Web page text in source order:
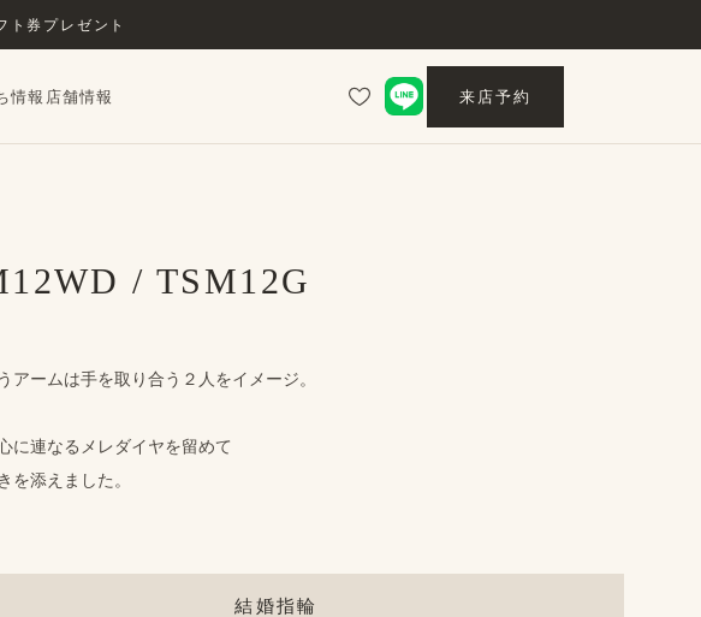
券プレゼント
情報 店舗情報 来店予約
/ TSM12G
結婚指輪
アームは​手を​取り合う​２人を​イメージ。
に​連なる​メレダイヤを​留めて
を​添えました。